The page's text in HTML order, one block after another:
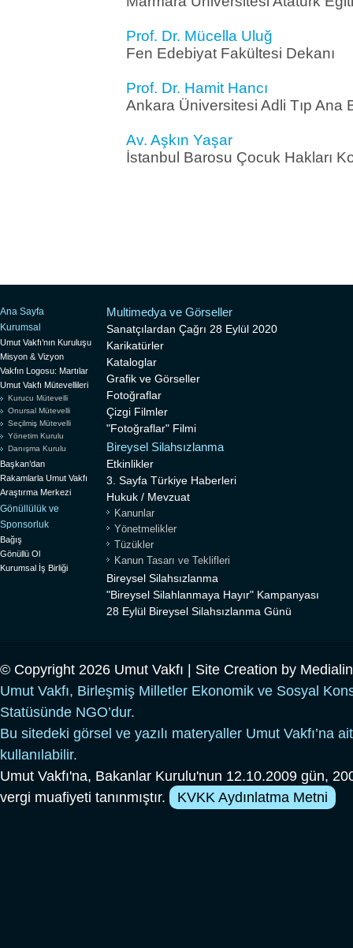
Prof. Dr. Mücella Uluğ
Fen Edebiyat Fakültesi Dekanı
Prof. Dr. Hamit Hancı
Ankara Üniversitesi Adli Tıp Ana
Av. Aşkın Yaşar
İstanbul Barosu Çocuk Hakları
Ana Sayfa
Kurumsal
Umut Vakfı’nın Kuruluşu
Misyon & Vizyon
Vakfın Logosu: Martılar
Umut Vakfı Mütevellileri
Kurucu Mütevelli
Onursal Mütevelli
Seçilmiş Mütevelli
Yönetim Kurulu
Danışma Kurulu
Başkan’dan
Rakamlarla Umut Vakfı
Araştırma Merkezi
Gönüllülük ve
Sponsorluk
Bağış
Gönüllü Ol
Kurumsal İş Birliği
Multimedya ve Görseller
Sanatçılardan Çağrı 28 Eylül 2020
Karikatürler
Kataloglar
Grafik ve Görseller
Fotoğraflar
Çizgi Filmler
"Fotoğraflar" Filmi
Bireysel Silahsızlanma
Etkinlikler
3. Sayfa Türkiye Haberleri
Hukuk / Mevzuat
Kanunlar
Yönetmelikler
Tüzükler
Kanun Tasarı ve Teklifleri
Bireysel Silahsızlanma
"Bireysel Silahlanmaya Hayır" Kampanyası
28 Eylül Bireysel Silahsızlanma Günü
© Copyright 2026 Umut Vakfı | Site Creation by
Umut Vakfı, Birleşmiş Milletler Ekonomik ve Sosyal
Statüsünde NGO’dur.
Bu sitedeki görsel ve yazılı materyaller Umut Vakfı’na
kullanılabilir.
Umut Vakfı'na, Bakanlar Kurulu'nun 12.10.2009 gün,
vergi muafiyeti tanınmıştır.
KVKK Aydınlatma Metni